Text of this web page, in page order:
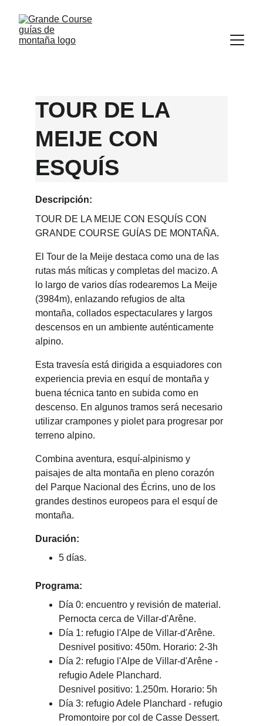
TOUR DE LA
MEIJE CON
ESQUÍS
Descripción:
TOUR DE LA MEIJE CON ESQUÍS CON
GRANDE COURSE GUÍAS DE MONTAÑA.
El Tour de la Meije destaca como una de las
rutas más míticas y completas del macizo. A
lo largo de varios días rodearemos La Meije
(3984m), enlazando refugios de alta
montaña, collados espectaculares y largos
descensos en un ambiente auténticamente
alpino.
Esta travesía está dirigida a esquiadores con
experiencia previa en esquí de montaña y
buena técnica tanto en subida como en
descenso. En algunos tramos será necesario
utilizar crampones y piolet para progresar por
terreno alpino.
Combina aventura, esquí-alpinismo y
paisajes de alta montaña en pleno corazón
del Parque Nacional des Écrins, uno de los
grandes destinos europeos para el esquí de
montaña.
Duración:
5 días.
Programa:
Día 0: encuentro y revisión de material.
Pernocta cerca de Villar-d'Arêne.
Día 1: refugio l'Alpe de Villar-d'Arêne.
Desnivel positivo: 450m. Horario: 2-3h
Día 2: refugio l'Alpe de Villar-d'Arêne -
refugio Adele Planchard.
Desnivel positivo: 1.250m. Horario: 5h
Día 3: refugio Adele Planchard - refugio
Promontoire por col de Casse Dessert.